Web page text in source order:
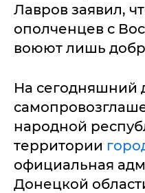
Лавров заявил,
ополченцев с
воюют лишь
На сегодняшний
народной
территории
официальная
Донецкой